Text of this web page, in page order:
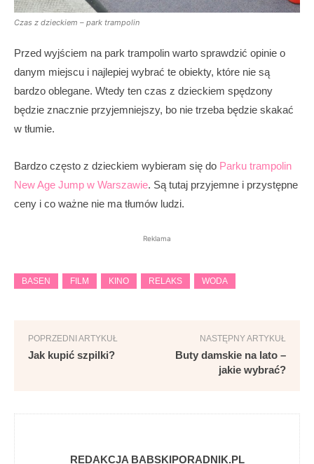
Czas z dzieckiem – park trampolin
Przed wyjściem na park trampolin warto sprawdzić opinie o
danym miejscu i najlepiej wybrać te obiekty, które nie są
bardzo oblegane. Wtedy ten czas z dzieckiem spędzony
będzie znacznie przyjemniejszy, bo nie trzeba będzie skakać
w tłumie.
Bardzo często z dzieckiem wybieram się do Parku trampolin
New Age Jump w Warszawie. Są tutaj przyjemne i przystępne
ceny i co ważne nie ma tłumów ludzi.
Reklama
BASEN FILM KINO RELAKS WODA
POPRZEDNI ARTYKUŁ
Jak kupić szpilki?
NASTĘPNY ARTYKUŁ
Buty damskie na lato –
jakie wybrać?
REDAKCJA BABSKIPORADNIK.PL